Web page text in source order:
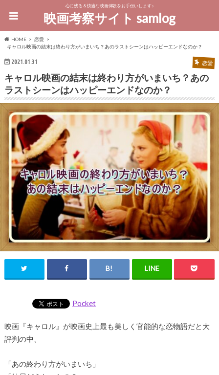
心に残る＆快適な映画体験をお手伝いします♪
映画考察サイト samlog
HOME
恋愛
キャロル映画の結末は終わり方がいまいち？あのラストシーンはハッピーエンドなのか？
2021.01.31 恋愛
キャロル映画の結末は終わり方がいまいち？あの
ラストシーンはハッピーエンドなのか？
Pocket
映画『キャロル』が映画史上最も美しく官能的な恋物語だと大
評判の中、
「あの終わり方がいまいち」